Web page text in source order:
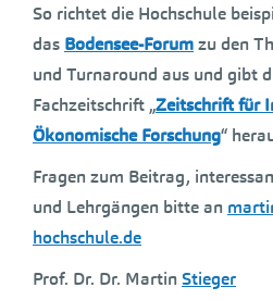
So richtet die Hochschule
das Bodensee-Forumzu den
und Turnaround aus und gibt
Fachzeitschrift „Zeitschrift für
Ökonomische Forschung“
Fragen zum Beitrag,
und Lehrgängen bitte an
hochschule.de
Prof. Dr. Dr. Martin Stieger